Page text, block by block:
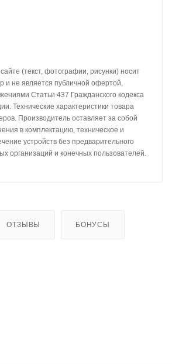
(текст, фотографии, рисунки) носит
и не является публичной офертой,
Статьи 437 Гражданского кодекса
Технические характеристики товара
Производитель оставляет за собой
в комплектацию, техническое и
устройств без предварительного
организаций и конечных пользователей.
ОТЗЫВЫ БОНУСЫ